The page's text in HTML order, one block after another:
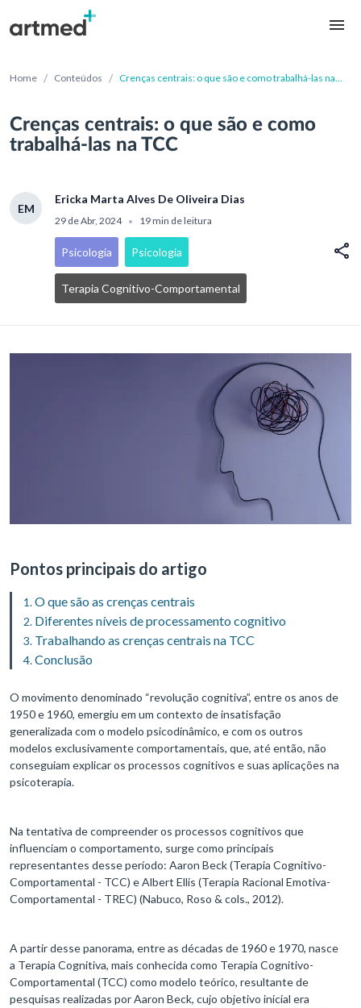
Home / Conteúdos / Crenças centrais: o que são e como trabalhá-las na
Crenças centrais: o que são e como
trabalhá-las na TCC
EM
Ericka Marta Alves De Oliveira Dias
29 de Abr, 2024 • 19 min de leitura
Psicologia Psicologia
Terapia Cognitivo-Comportamental
Pontos principais do artigo
O que são as crenças centrais
Diferentes níveis de processamento cognitivo
Trabalhando as crenças centrais na TCC
Conclusão
O movimento denominado “revolução cognitiva”, entre os anos de
1950 e 1960, emergiu em um contexto de insatisfação
generalizada com o modelo psicodinâmico, e com os outros
modelos exclusivamente comportamentais, que, até então, não
conseguiam explicar os processos cognitivos e suas aplicações na
psicoterapia.
Na tentativa de compreender os processos cognitivos que
influenciam o comportamento, surge como principais
representantes desse período: Aaron Beck (Terapia Cognitivo-
Comportamental - TCC) e Albert Ellis (Terapia Racional Emotiva-
Comportamental - TREC) (Nabuco, Roso & cols., 2012).
A partir desse panorama, entre as décadas de 1960 e 1970, nasce
a Terapia Cognitiva, mais conhecida como Terapia Cognitivo-
Comportamental (TCC) como modelo teórico, resultante de
pesquisas realizadas por Aaron Beck, cujo objetivo inicial era